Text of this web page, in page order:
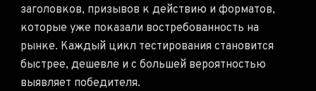
заголовков, призывов к действию и форматов,
которые уже показали востребованность на
рынке. Каждый цикл тестирования становится
быстрее, дешевле и с большей вероятностью
выявляет победителя.